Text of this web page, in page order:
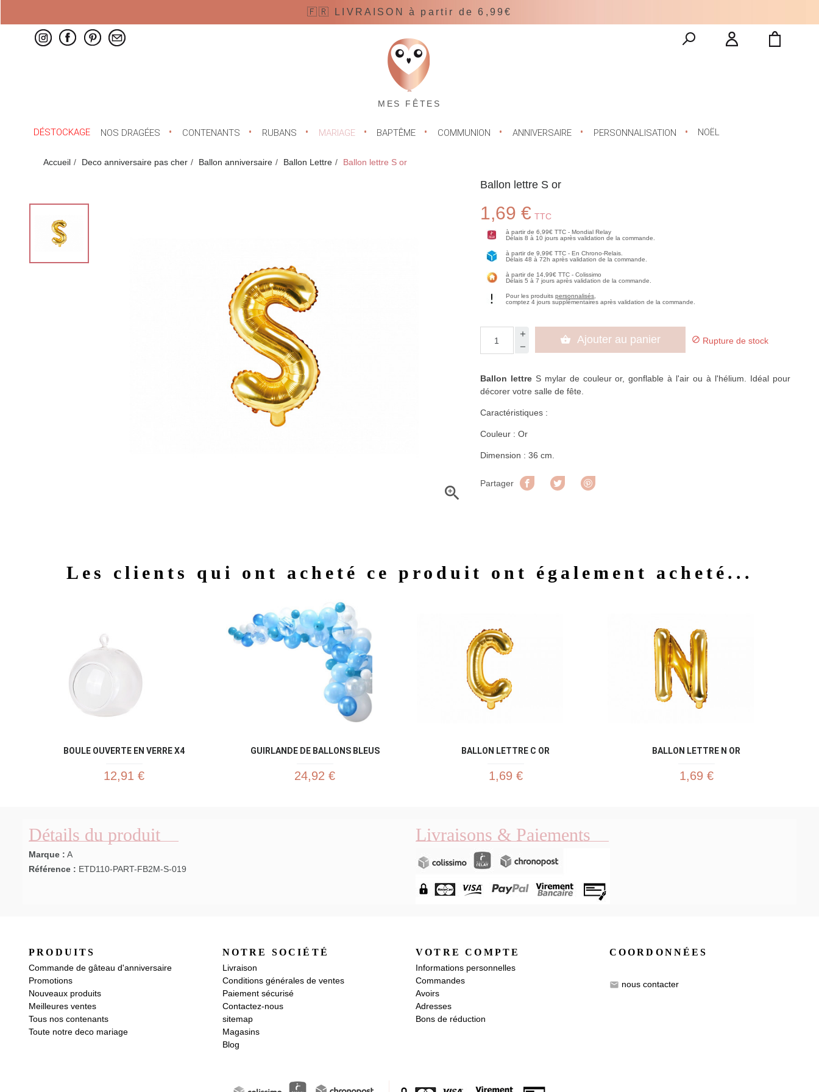
🇫🇷 LIVRAISON à partir de 6,99€
MES FÊTES
DÉSTOCKAGE NOS DRAGÉES CONTENANTS RUBANS MARIAGE BAPTÊME COMMUNION ANNIVERSAIRE PERSONNALISATION NOËL
Accueil Deco anniversaire pas cher Ballon anniversaire Ballon Lettre Ballon lettre S or

Ballon lettre S or
1,69 € TTC
à partir de 6,99€ TTC - Mondial Relay
Délais 8 à 10 jours après validation de la commande.
à partir de 9,99€ TTC - En Chrono-Relais.
Délais 48 à 72h après validation de la commande.
à partir de 14,99€ TTC - Colissimo
Délais 5 à 7 jours après validation de la commande.
Pour les produitspersonnalisés
comptez 4 jours supplémentaires après validation de la commande.
 Ajouter au panier  Rupture de stock
Ballon lettreS mylar de couleur or, gonflable à l'air ou à l'hélium. Idéal pour
décorer votre salle de fête.
Caractéristiques :
Couleur : Or
Dimension : 36 cm.
Partager Partager Tweet
Les clients qui ont acheté ce produit ont également acheté...
BOULE OUVERTE EN VERRE X4
12,91 €
Aperçu rapide
GUIRLANDE DE BALLONS BLEUS
24,92 €
BALLON LETTRE C OR
1,69 €
BALLON LETTRE N OR
1,69 €
Détails du produit
Marque : A
Référence : ETD110-PART-FB2M-S-019
Livraisons & Paiements
PRODUITS
Commande de gâteau d'anniversaire
Promotions
Nouveaux produits
Meilleures ventes
Tous nos contenants
Toute notre deco mariage
NOTRE SOCIÉTÉ
Livraison
Conditions générales de ventes
Paiement sécurisé
Contactez-nous
sitemap
Magasins
Blog
VOTRE COMPTE
Informations personnelles
Commandes
Avoirs
Adresses
Bons de réduction
COORDONNÉES
email nous contacter